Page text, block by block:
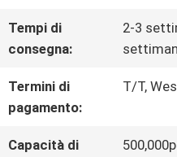
CONTATTACI
NOTIZIE
CASI
Tempi di
consegna:
2-3
Termini di
pagamento:
T/T,
Capacità di